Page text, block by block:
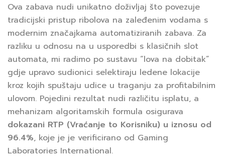
Ova zabava nudi unikatno doživljaj što povezuje
tradicijski pristup ribolova na zaleđenim vodama s
modernim značajkama automatiziranih zabava. Za
razliku u odnosu na u usporedbi s klasičnih slot
automata, mi radimo po sustavu “lova na dobitak”
gdje upravo sudionici selektiraju ledene lokacije
kroz kojih spuštaju udice u traganju za profitabilnim
ulovom. Pojedini rezultat nudi različitu isplatu, a
mehanizam algoritamskih formula osigurava
dokazani RTP (Vraćanje to Korisniku) u iznosu od
96.4%, koje je je verificirano od Gaming
Laboratories International.